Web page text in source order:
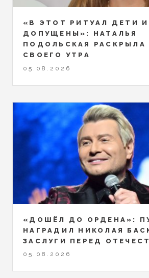
«В ЭТОТ РИТУАЛ ДЕТИ
ДОПУЩЕНЫ»: НАТАЛЬЯ
ПОДОЛЬСКАЯ РАСКРЫЛА
СВОЕГО УТРА
05.08.2026
«ДОШЁЛ ДО ОРДЕНА»:
НАГРАДИЛ НИКОЛАЯ
ЗАСЛУГИ ПЕРЕД
05.08.2026